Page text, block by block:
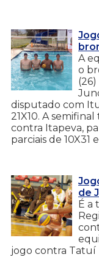
A
o
disputado com Itu
21X10. A
contra Itapeva,
parciais de 10X31
de
É a
jogo contra Tatuí